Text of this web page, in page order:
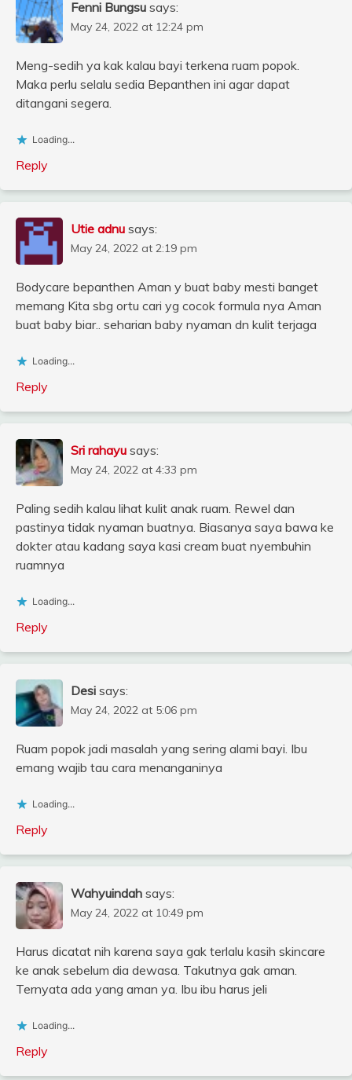
Fenni Bungsu says:
May 24, 2022 at 12:24 pm
Meng-sedih ya kak kalau bayi terkena ruam popok.
Maka perlu selalu sedia Bepanthen ini agar dapat
ditangani segera.
Loading...
Reply
Utie adnu says:
May 24, 2022 at 2:19 pm
Bodycare bepanthen Aman y buat baby mesti banget
memang Kita sbg ortu cari yg cocok formula nya Aman
buat baby biar.. seharian baby nyaman dn kulit terjaga
Loading...
Reply
Sri rahayu says:
May 24, 2022 at 4:33 pm
Paling sedih kalau lihat kulit anak ruam. Rewel dan
pastinya tidak nyaman buatnya. Biasanya saya bawa ke
dokter atau kadang saya kasi cream buat nyembuhin
ruamnya
Loading...
Reply
Desi says:
May 24, 2022 at 5:06 pm
Ruam popok jadi masalah yang sering alami bayi. Ibu
emang wajib tau cara menanganinya
Loading...
Reply
Wahyuindah says:
May 24, 2022 at 10:49 pm
Harus dicatat nih karena saya gak terlalu kasih skincare
ke anak sebelum dia dewasa. Takutnya gak aman.
Ternyata ada yang aman ya. Ibu ibu harus jeli
Loading...
Reply